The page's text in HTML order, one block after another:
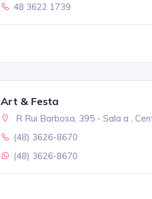
48 3622 1739
Art & Festa
R Rui Barbosa, 395 - Sala a ,
(48) 3626-8670
(48) 3626-8670